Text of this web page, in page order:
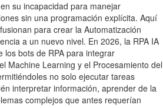
su incapacidad para manejar
sin una programación explícita. Aquí
para crear la Automatización
a un nuevo nivel. En 2026, la RPA IA
los bots de RPA para integrar
Machine Learning y el Procesamiento del
no solo ejecutar tareas
interpretar información, aprender de la
complejos que antes requerían